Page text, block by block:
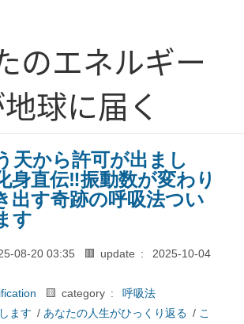
のエネルギー
球に届く
天から許可が出まし
身直伝‼振動数が変わり
出す奇跡の呼吸法つい
す
08-20 03:35 🟥 update :
2025-10-04
🟨 category :
呼吸法
ます / あなたの人生がひっくり返る / こ